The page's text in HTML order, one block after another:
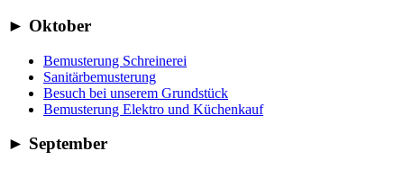
► Oktober
Bemusterung Schreinerei
Sanitärbemusterung
Besuch bei unserem Grundstück
Bemusterung Elektro und Küchenkauf
► September